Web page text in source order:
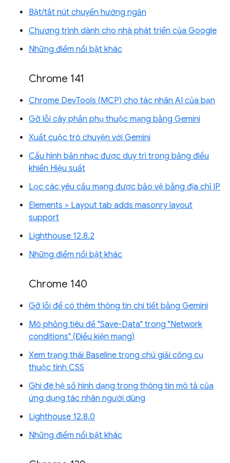
Bật/tắt nút chuyển hướng ngăn
Chương trình dành cho nhà phát triển của Google
Những điểm nổi bật khác
Chrome 141
Chrome DevTools (MCP) cho tác nhân AI của bạn
Gỡ lỗi cây phần phụ thuộc mạng bằng Gemini
Xuất cuộc trò chuyện với Gemini
Cấu hình bản nhạc được duy trì trong bảng điều
khiển Hiệu suất
Lọc các yêu cầu mạng được bảo vệ bằng địa chỉ IP
Elements > Layout tab adds masonry layout
support
Lighthouse 12.8.2
Những điểm nổi bật khác
Chrome 140
Gỡ lỗi để có thêm thông tin chi tiết bằng Gemini
Mô phỏng tiêu đề "Save-Data" trong "Network
conditions" (Điều kiện mạng)
Xem trạng thái Baseline trong chú giải công cụ
thuộc tính CSS
Ghi đè hệ số hình dạng trong thông tin mô tả của
ứng dụng tác nhân người dùng
Lighthouse 12.8.0
Những điểm nổi bật khác